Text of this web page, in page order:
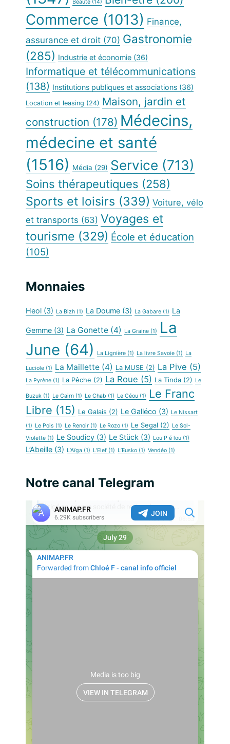
Beauté (14)
Commerce (1013) Finance,
assurance et droit (70) Gastronomie
(285) Industrie et économie (36)
Informatique et télécommunications
(138) Institutions publiques et associations (36)
Location et leasing (24) Maison, jardin et
construction (178) Médecins,
médecine et santé
(1516) Média (29) Service (713)
Soins thérapeutiques (258)
Sports et loisirs (339) Voiture, vélo
et transports (63) Voyages et
tourisme (329) École et éducation
(105)
Monnaies
Heol (3) La Bizh (1) La Doume (3) La Gabare (1) La
Gemme (3) La Gonette (4) La Graine (1)
La
June (64) La Lignière (1) La livre Savoie (1) La
Luciole (1) La Maillette (4) La MUSE (2) La Pive (5)
La Pyrène (1) La Pêche (2) La Roue (5) La Tinda (2) Le
Buzuk (1) Le Cairn (1) Le Chab (1) Le Céou (1)
Le Franc
Libre (15) Le Galais (2) Le Galléco (3) Le Nissart
(1) Le Pois (1) Le Renoir (1) Le Rozo (1) Le Segal (2) Le Sol-
Violette (1) Le Soudicy (3) Le Stück (3) Lou P é lou (1)
L’Abeille (3) L’Aïga (1) L’Elef (1) L’Eusko (1) Vendéo (1)
Notre canal Telegram